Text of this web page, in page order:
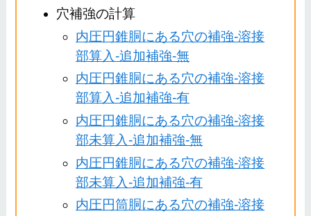
穴補強の計算
内圧円錐胴にある穴の補強-溶接
部算入-追加補強-無
内圧円錐胴にある穴の補強-溶接
部算入-追加補強-有
内圧円錐胴にある穴の補強-溶接
部未算入-追加補強-無
内圧円錐胴にある穴の補強-溶接
部未算入-追加補強-有
内圧円筒胴にある穴の補強-溶接